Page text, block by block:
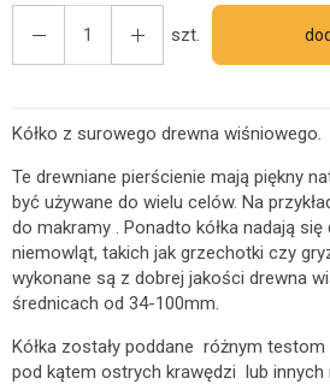
szt.
Kółko z surowego drewna wiśniowego.
Te drewniane pierścienie mają piękny
być używane do wielu celów. Na
do makramy . Ponadto kółka nadają
niemowląt, takich jak grzechotki czy
wykonane są z dobrej jakości drewna
średnicach od 34-100mm.
Kółka zostały poddane różnym
pod kątem ostrych krawędzi lub innych